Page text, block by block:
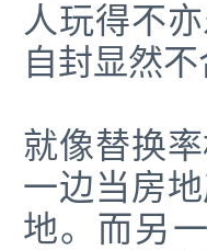
人玩得不
自封显然
就像替换
一边当房
地。而另